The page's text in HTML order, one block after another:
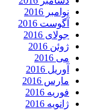
نوامبر 2016
آگوست 2016
جولای 2016
ژوئن 2016
می 2016
آوریل 2016
مارس 2016
فوریه 2016
ژانویه 2016